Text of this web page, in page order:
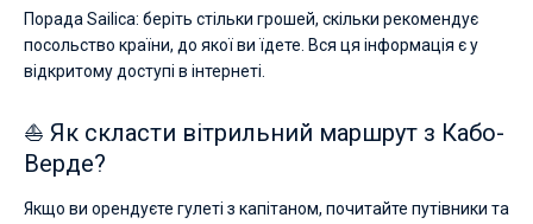
Порада Sailica: беріть стільки грошей, скільки рекомендує
посольство країни, до якої ви їдете. Вся ця інформація є у
відкритому доступі в інтернеті.
⛵ Як скласти вітрильний маршрут з Кабо-
Верде?
Якщо ви орендуєте гулеті з капітаном, почитайте путівники та